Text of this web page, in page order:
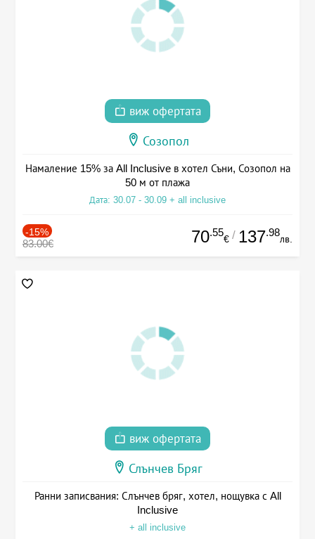
виж офертата
Созопол
Намаление 15% за All Inclusive в хотел Съни, Созопол на
50 м от плажа
Дата: 30.07 - 30.09 + all inclusive
-15%
83.00€ 70.55
€ / 137.98
лв.
виж офертата
Слънчев Бряг
Ранни записвания: Слънчев бряг, хотел, нощувка с All
Inclusive
+ all inclusive